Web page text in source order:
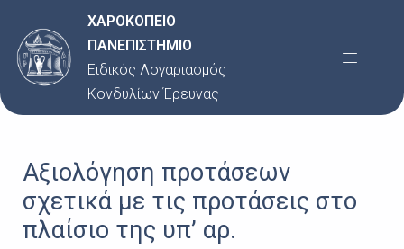
στο
περιεχόμενο
ΧΑΡΟΚΟΠΕΙΟ
ΠΑΝΕΠΙΣΤΗΜΙΟ
Ειδικός Λογαριασμός
Κονδυλίων Έρευνας
Menu
Αξιολόγηση προτάσεων
σχετικά με τις προτάσεις στο
πλαίσιο της υπ’ αρ.
navigation